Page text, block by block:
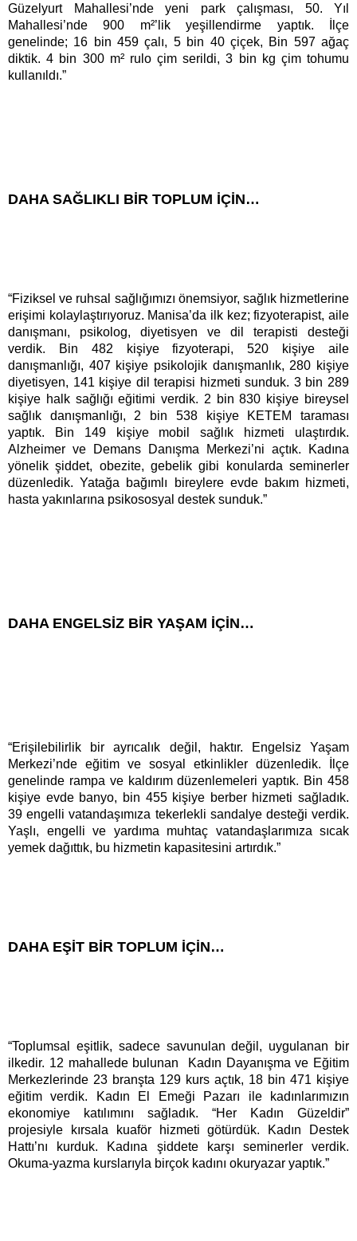
Güzelyurt Mahallesi’nde yeni park çalışması, 50. Yıl
Mahallesi’nde 900 m²’lik yeşillendirme yaptık. İlçe
genelinde; 16 bin 459 çalı, 5 bin 40 çiçek, Bin 597 ağaç
diktik. 4 bin 300 m² rulo çim serildi, 3 bin kg çim tohumu
kullanıldı.”
DAHA SAĞLIKLI BİR TOPLUM İÇİN…
“Fiziksel ve ruhsal sağlığımızı önemsiyor, sağlık hizmetlerine
erişimi kolaylaştırıyoruz. Manisa’da ilk kez; fizyoterapist, aile
danışmanı, psikolog, diyetisyen ve dil terapisti desteği
verdik. Bin 482 kişiye fizyoterapi, 520 kişiye aile
danışmanlığı, 407 kişiye psikolojik danışmanlık, 280 kişiye
diyetisyen, 141 kişiye dil terapisi hizmeti sunduk. 3 bin 289
kişiye halk sağlığı eğitimi verdik. 2 bin 830 kişiye bireysel
sağlık danışmanlığı, 2 bin 538 kişiye KETEM taraması
yaptık. Bin 149 kişiye mobil sağlık hizmeti ulaştırdık.
Alzheimer ve Demans Danışma Merkezi’ni açtık. Kadına
yönelik şiddet, obezite, gebelik gibi konularda seminerler
düzenledik. Yatağa bağımlı bireylere evde bakım hizmeti,
hasta yakınlarına psikososyal destek sunduk.”
DAHA ENGELSİZ BİR YAŞAM İÇİN…
“Erişilebilirlik bir ayrıcalık değil, haktır. Engelsiz Yaşam
Merkezi’nde eğitim ve sosyal etkinlikler düzenledik. İlçe
genelinde rampa ve kaldırım düzenlemeleri yaptık. Bin 458
kişiye evde banyo, bin 455 kişiye berber hizmeti sağladık.
39 engelli vatandaşımıza tekerlekli sandalye desteği verdik.
Yaşlı, engelli ve yardıma muhtaç vatandaşlarımıza sıcak
yemek dağıttık, bu hizmetin kapasitesini artırdık.”
DAHA EŞİT BİR TOPLUM İÇİN…
“Toplumsal eşitlik, sadece savunulan değil, uygulanan bir
ilkedir. 12 mahallede bulunan Kadın Dayanışma ve Eğitim
Merkezlerinde 23 branşta 129 kurs açtık, 18 bin 471 kişiye
eğitim verdik. Kadın El Emeği Pazarı ile kadınlarımızın
ekonomiye katılımını sağladık. “Her Kadın Güzeldir”
projesiyle kırsala kuaför hizmeti götürdük. Kadın Destek
Hattı’nı kurduk. Kadına şiddete karşı seminerler verdik.
Okuma-yazma kurslarıyla birçok kadını okuryazar yaptık.”